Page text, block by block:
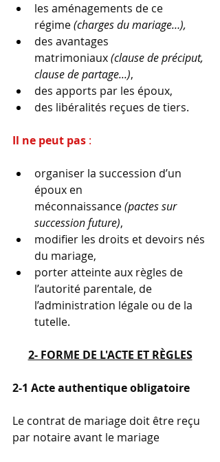
les aménagements de ce
régime (charges du mariage…),
des avantages
matrimoniaux (clause de préciput,
clause de partage...),
des apports par les époux,
des libéralités reçues de tiers.
Il ne peut pas :
organiser la succession d’un
époux en
méconnaissance (pactes sur
succession future),
modifier les droits et devoirs nés
du mariage,
porter atteinte aux règles de
l’autorité parentale, de
l’administration légale ou de la
tutelle.
2- FORME DE L'ACTE ET RÈGLES
2-1 Acte authentique obligatoire
Le contrat de mariage doit être reçu
par notaire avant le mariage